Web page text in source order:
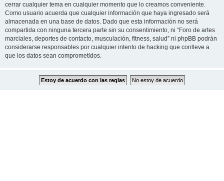
cerrar cualquier tema en cualquier momento que lo creamos conveniente.
Como usuario acuerda que cualquier información que haya ingresado será
almacenada en una base de datos. Dado que esta información no será
compartida con ninguna tercera parte sin su consentimiento, ni “Foro de artes
marciales, deportes de contacto, musculación, fitness, salud” ni phpBB podrán
considerarse responsables por cualquier intento de hacking que conlleve a
que los datos sean comprometidos.